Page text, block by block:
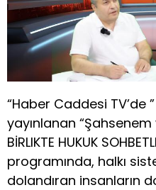
“Haber Caddesi TV’de
yayınlanan “Şahsenem
BİRLIKTE HUKUK
programında, halkı
dolandıran insanların